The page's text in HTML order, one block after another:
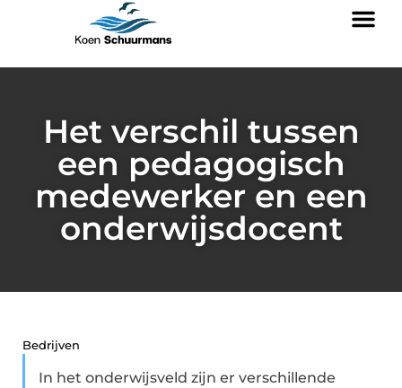
Het verschil tussen
een pedagogisch
medewerker en een
onderwijsdocent
Bedrijven
In het onderwijsveld zijn er verschillende